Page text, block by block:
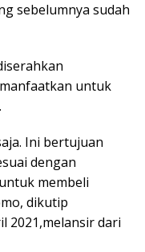
sebelumnya sudah
untuk
Ini bertujuan
dengan
membeli
dikutip
2021,melansir dari